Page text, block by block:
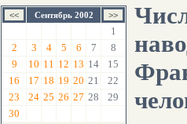
Сентябрь 2002
1
2
3 4 5 6 7
8
9
10 11 12 13 14
15
16
17 18 19 20 21
22
23
24 25 26 27 28
29
30